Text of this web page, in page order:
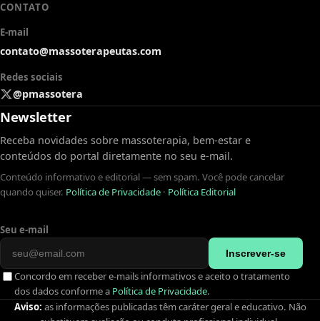
CONTATO
E-mail
contato@massoterapeutas.com
Redes sociais
@pmassotera
Newsletter
Receba novidades sobre massoterapia, bem-estar e
conteúdos do portal diretamente no seu e-mail.
Conteúdo informativo e editorial — sem spam. Você pode cancelar
quando quiser. Política de Privacidade · Política Editorial
Seu e-mail
Inscrever-se
Concordo em receber e-mails informativos e aceito o tratamento
dos dados conforme a Política de Privacidade.
Aviso: as informações publicadas têm caráter geral e educativo. Não